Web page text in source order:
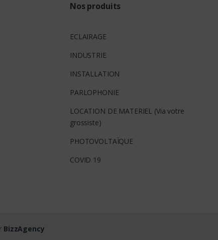
Nos produits
ECLAIRAGE
INDUSTRIE
INSTALLATION
PARLOPHONIE
LOCATION DE MATERIEL (Via votre
grossiste)
PHOTOVOLTAÏQUE
COVID 19
BizzAgency